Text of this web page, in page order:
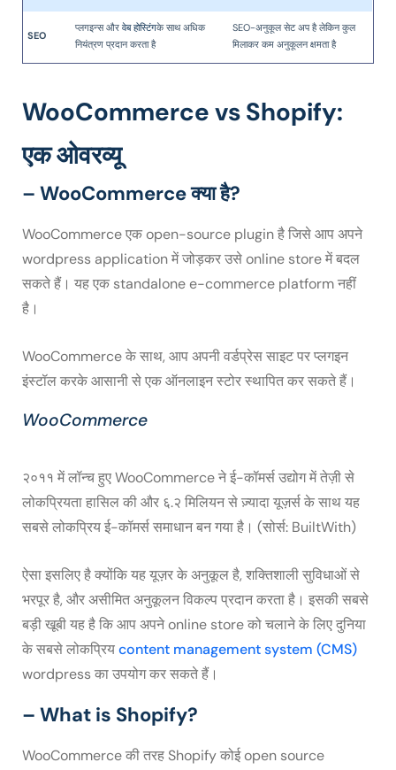
SEO
प्लगइन्स और वेब होस्टिंगके साथ अधिक
नियंत्रण प्रदान करता है
SEO-अनुकूल सेट अप है लेकिन कुल
मिलाकर कम अनुकूलन क्षमता है
WooCommerce vs Shopify:
एक ओवरव्यू
– WooCommerce क्या है?
WooCommerce एक open-source plugin है जिसे आप अपने
wordpress application में जोड़कर उसे online store में बदल
सकते हैं। यह एक standalone e-commerce platform नहीं
है।
WooCommerce के साथ, आप अपनी वर्डप्रेस साइट पर प्लगइन
इंस्टॉल करके आसानी से एक ऑनलाइन स्टोर स्थापित कर सकते हैं।
WooCommerce
२०११ में लॉन्च हुए WooCommerce ने ई-कॉमर्स उद्योग में तेज़ी से
लोकप्रियता हासिल की और ६.२ मिलियन से ज़्यादा यूज़र्स के साथ यह
सबसे लोकप्रिय ई-कॉमर्स समाधान बन गया है। (सोर्स: BuiltWith)
ऐसा इसलिए है क्योंकि यह यूज़र के अनुकूल है, शक्तिशाली सुविधाओं से
भरपूर है, और असीमित अनुकूलन विकल्प प्रदान करता है। इसकी सबसे
बड़ी खूबी यह है कि आप अपने online store को चलाने के लिए दुनिया
के सबसे लोकप्रियcontent management system (CMS)
wordpress का उपयोग कर सकते हैं।
– What is Shopify?
WooCommerce की तरह Shopify कोई open source